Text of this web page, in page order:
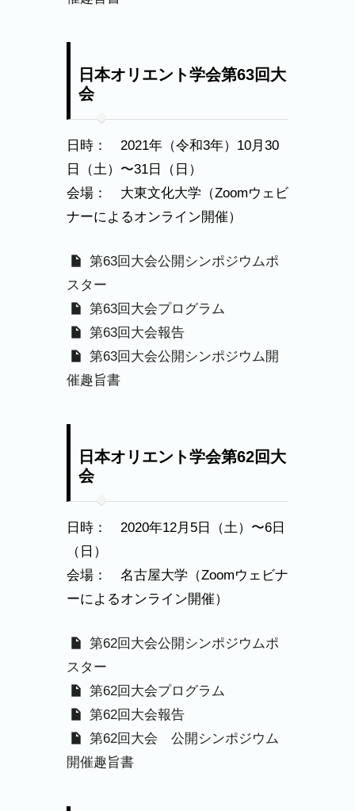
日本オリエント学会第63回大
会
日時： 2021年（令和3年）10月30
日（土）〜31日（日）
会場： 大東文化大学（Zoomウェビ
ナーによるオンライン開催）
第63回大会公開シンポジウムポ
スター
第63回大会プログラム
第63回大会報告
第63回大会公開シンポジウム開
催趣旨書
日本オリエント学会第62回大
会
日時： 2020年12月5日（土）〜6日
（日）
会場： 名古屋大学（Zoomウェビナ
ーによるオンライン開催）
第62回大会公開シンポジウムポ
スター
第62回大会プログラム
第62回大会報告
第62回大会 公開シンポジウム
開催趣旨書